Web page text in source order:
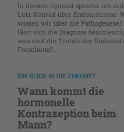
In diesem Gyncast spreche ich mit
Lutz Konrad über Endometriose.
wissen wir über die Pathogenese?
lässt sich die Diagnose
was sind die Trends der
Forschung? ...
EIN BLICK IN DIE ZUKUNFT
Wann kommt die
hormonelle
Kontrazeption beim
Mann?